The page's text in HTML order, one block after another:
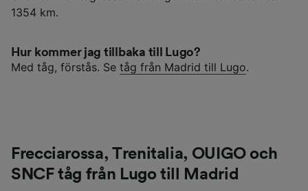
1354 km.
Hur kommer jag tillbaka till Lugo?
Med tåg, förstås. Se tåg från Madrid till Lugo.
Frecciarossa, Trenitalia, OUIGO och
SNCF tåg från Lugo till Madrid